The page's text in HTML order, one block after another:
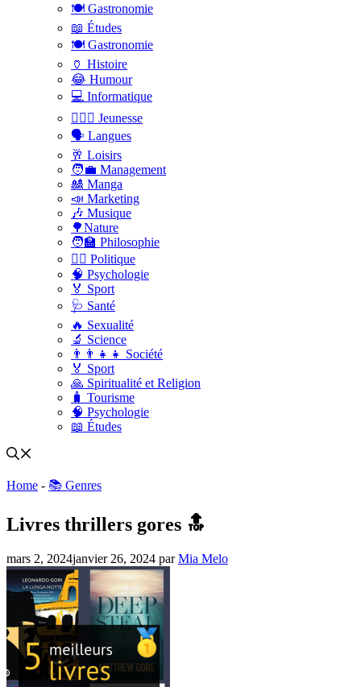
🍽️ Gastronomie
📖 Études
🍽️ Gastronomie
🏺 Histoire
😂 Humour
💻 Informatique
🤸🏽‍♀️ Jeunesse
🗣 Langues
🥂 Loisirs
🧑‍💼 Management
🎎 Manga
📣 Marketing
🎶 Musique
🌳Nature
🧑‍🏫 Philosophie
👨‍⚖️ Politique
🧠 Psychologie
🏅 Sport
🩺 Santé
🔥 Sexualité
🔬 Science
👨‍👨‍👧‍👧 Société
🏅 Sport
🙏 Spiritualité et Religion
🧳 Tourisme
🧠 Psychologie
📖 Études
Home - 📚 Genres
Livres thrillers gores 🔝
mars 2, 2024janvier 26, 2024 parMia Melo